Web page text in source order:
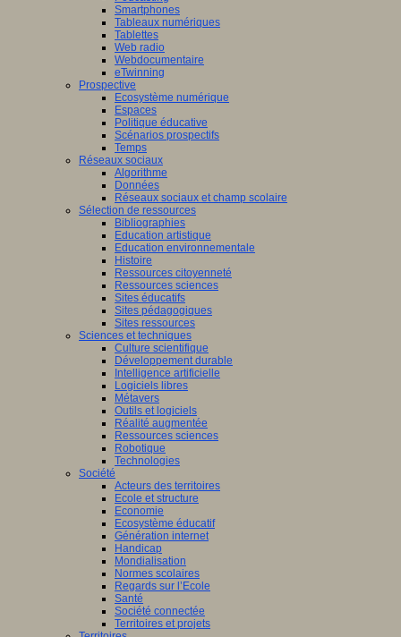
Smartphones
Tableaux numériques
Tablettes
Web radio
Webdocumentaire
eTwinning
Prospective
Ecosystème numérique
Espaces
Politique éducative
Scénarios prospectifs
Temps
Réseaux sociaux
Algorithme
Données
Réseaux sociaux et champ scolaire
Sélection de ressources
Bibliographies
Education artistique
Education environnementale
Histoire
Ressources citoyenneté
Ressources sciences
Sites éducatifs
Sites pédagogiques
Sites ressources
Sciences et techniques
Culture scientifique
Développement durable
Intelligence artificielle
Logiciels libres
Métavers
Outils et logiciels
Réalité augmentée
Ressources sciences
Robotique
Technologies
Société
Acteurs des territoires
Ecole et structure
Economie
Ecosystème éducatif
Génération internet
Handicap
Mondialisation
Normes scolaires
Regards sur l’Ecole
Santé
Société connectée
Territoires et projets